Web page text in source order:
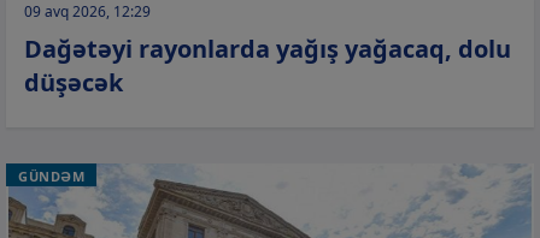
09 avq 2026, 12:29
Dağətəyi rayonlarda yağış yağacaq, dolu
düşəcək
GÜNDƏM